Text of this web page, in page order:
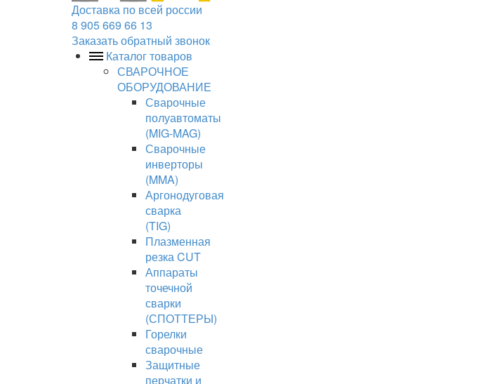
Доставка по всей россии
8 905 669 66 13
Заказать обратный звонок
Каталог товаров
СВАРОЧНОЕ
ОБОРУДОВАНИЕ
Сварочные
полуавтоматы
(MIG-MAG)
Сварочные
инверторы
(MMA)
Аргонодуговая
сварка
(TIG)
Плазменная
резка CUT
Аппараты
точечной
сварки
(СПОТТЕРЫ)
Горелки
сварочные
Защитные
перчатки и